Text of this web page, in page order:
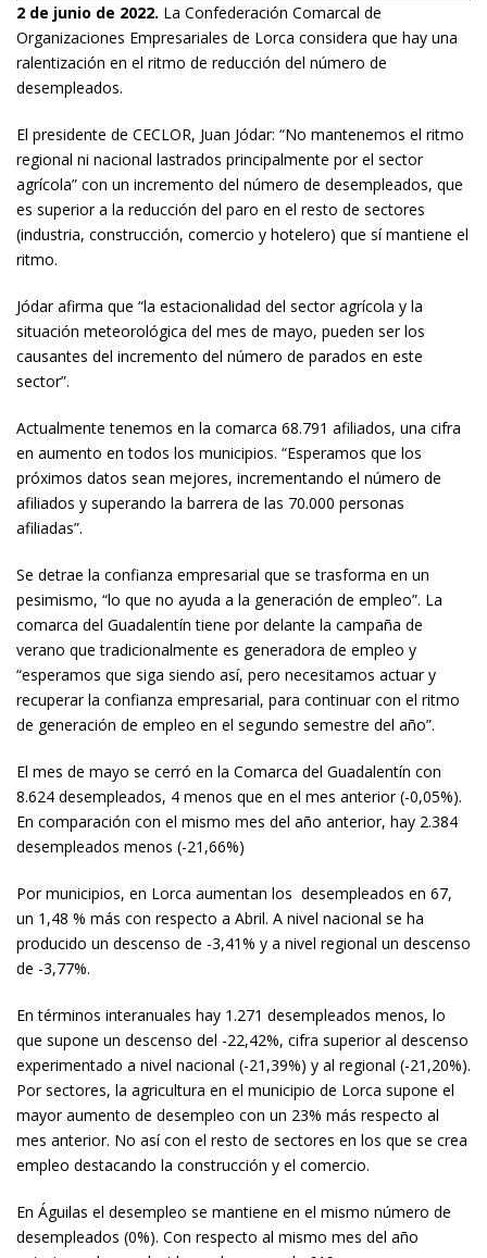
audio
2 de junio de 2022. La Confederación Comarcal de
Organizaciones Empresariales de Lorca considera que hay una
ralentización en el ritmo de reducción del número de
desempleados.
El presidente de CECLOR, Juan Jódar: “No mantenemos el ritmo
regional ni nacional lastrados principalmente por el sector
agrícola” con un incremento del número de desempleados, que
es superior a la reducción del paro en el resto de sectores
(industria, construcción, comercio y hotelero) que sí mantiene el
ritmo.
Jódar afirma que “la estacionalidad del sector agrícola y la
situación meteorológica del mes de mayo, pueden ser los
causantes del incremento del número de parados en este
sector”.
Actualmente tenemos en la comarca 68.791 afiliados, una cifra
en aumento en todos los municipios. “Esperamos que los
próximos datos sean mejores, incrementando el número de
afiliados y superando la barrera de las 70.000 personas
afiliadas”.
Se detrae la confianza empresarial que se trasforma en un
pesimismo, “lo que no ayuda a la generación de empleo”. La
comarca del Guadalentín tiene por delante la campaña de
verano que tradicionalmente es generadora de empleo y
“esperamos que siga siendo así, pero necesitamos actuar y
recuperar la confianza empresarial, para continuar con el ritmo
de generación de empleo en el segundo semestre del año”.
El mes de mayo se cerró en la Comarca del Guadalentín con
8.624 desempleados, 4 menos que en el mes anterior (-0,05%).
En comparación con el mismo mes del año anterior, hay 2.384
desempleados menos (-21,66%)
Por municipios, en Lorca aumentan los desempleados en 67,
un 1,48 % más con respecto a Abril. A nivel nacional se ha
producido un descenso de -3,41% y a nivel regional un descenso
de -3,77%.
En términos interanuales hay 1.271 desempleados menos, lo
que supone un descenso del -22,42%, cifra superior al descenso
experimentado a nivel nacional (-21,39%) y al regional (-21,20%).
Por sectores, la agricultura en el municipio de Lorca supone el
mayor aumento de desempleo con un 23% más respecto al
mes anterior. No así con el resto de sectores en los que se crea
empleo destacando la construcción y el comercio.
En Águilas el desempleo se mantiene en el mismo número de
desempleados (0%). Con respecto al mismo mes del año